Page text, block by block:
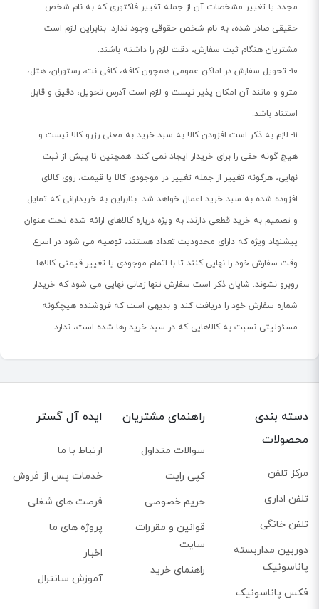
مجدد یا تغییر مشخصات آن از جمله تغییر فاکتوری که به نام شخص
حقیقی صادر شده، به نام شخص حقوقی وجود ندارد. بنابراین لازم است
مشتریان هنگام ثبت سفارش، دقت لازم را داشته باشند.
۱۰- تحویل سفارش در اماکن عمومی همچون کافه، کافی نت، رستوران، هتل،
مترو و مانند آن امکان پذیر نیست و لازم است آدرس تحویل، دقیق و قابل
استناد باشد.
۱۱- لازم به ذکر است افزودن کالا به سبد خرید به معنی رزرو کالا نیست و
هیچ گونه حقی را برای خریدار ایجاد نمی کند. همچنین تا پیش از ثبت
نهایی، هرگونه تغییر از جمله تغییر در موجودی کالا یا قیمت، روی کالای
افزوده شده به سبد خرید اعمال خواهد شد. بنابراین به خریدارانی که تمایل
و تصمیم به خرید قطعی دارند، به ویژه درباره کالاهای ارائه شده تحت عنوان
پیشنهاد ویژه که دارای محدودیت تعداد هستند، توصیه می شود در اسرع
وقت سفارش خود را نهایی کنند تا با اتمام موجودی یا تغییر قیمتی کالاها
روبرو نشوند. شایان ذکر است سفارش تنها زمانی نهایی می شود که خریدار
شماره سفارش خود را دریافت کند و بدیهی است که فروشنده هیچگونه
مسئولیتی نسبت به کالاهایی که در سبد خرید رها شده است، ندارد.
دسته بندی
محصولات
مرکز تلفن
تلفن اداری
تلفن خانگی
دوربین مداربسته
پاناسونیک
فکس پاناسونیک
راهنمای مشتریان
سوالات متداول
کپی رایت
حریم خصوصی
قوانین و مقررات
سایت
راهنمای خرید
ایده آل گستر
ارتباط با ما
خدمات پس از فروش
فرصت های شغلی
پروژه های ما
اخبار
آموزش سانترال